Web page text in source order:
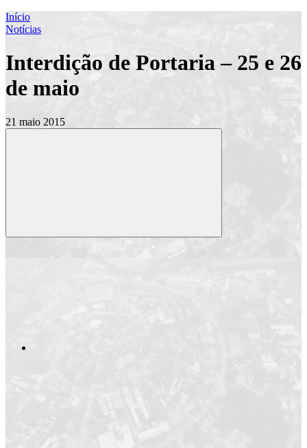
Início
Notícias
Interdição de Portaria – 25 e 26
de maio
21 maio 2015
Compartilhar